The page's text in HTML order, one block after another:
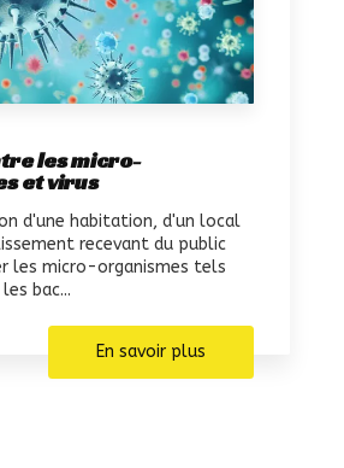
les micro-
et virus
d'une habitation, d'un local
recevant du public
les micro-organismes tels
bac...
En savoir plus